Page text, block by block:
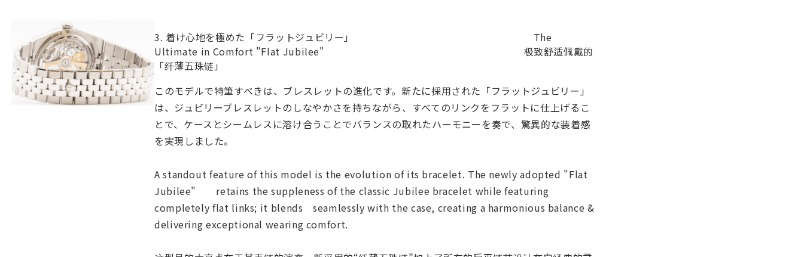
3. 着け心地を極めた「フラットジュビリー」 The
Ultimate in Comfort "Flat Jubilee" 极致舒适佩戴的
「纤薄五珠链」
このモデルで特筆すべきは、ブレスレットの進化です。新たに採用された「フラットジュビリー」
は、ジュビリーブレスレットのしなやかさを持ちながら、すべてのリンクをフラットに仕上げるこ
とで、ケースとシームレスに溶け合うことでバランスの取れたハーモニーを奏で、驚異的な装着感
を実現しました。
A standout feature of this model is the evolution of its bracelet. The newly adopted "Flat
Jubilee" retains the suppleness of the classic Jubilee bracelet while featuring
completely flat links; it blends seamlessly with the case, creating a harmonious balance &
delivering exceptional wearing comfort.